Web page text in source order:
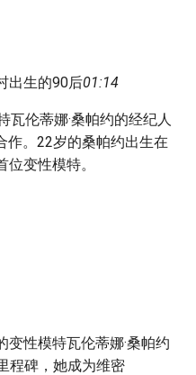
01:14
瓦伦蒂娜·桑帕约的经纪人
作。22岁的桑帕约出生在
变性模特。
性模特瓦伦蒂娜·桑帕约
程碑，她成为维密